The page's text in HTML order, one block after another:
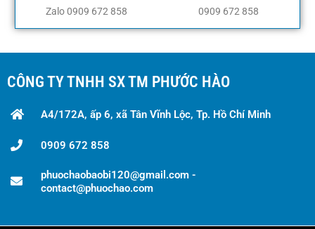
Zalo 0909 672 858 0909 672 858
CÔNG TY TNHH SX TM PHƯỚC HÀO
A4/172A, ấp 6, xã Tân Vĩnh Lộc, Tp. Hồ Chí Minh
0909 672 858
phuochaobaobi120@gmail.com -
contact@phuochao.com